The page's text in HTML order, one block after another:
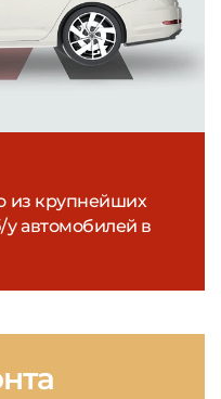
из крупнейших
автомобилей в